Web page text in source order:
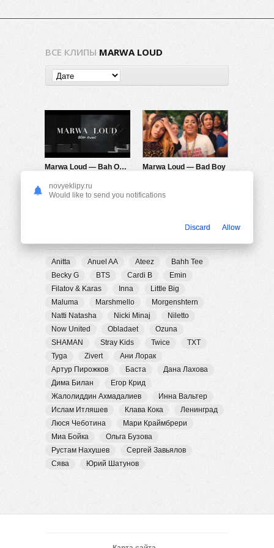
ВСЕ КЛИПЫ MARWA LOUD
Marwa Loud — Bah Ouais
Marwa Loud — Bad Boy
Anitta Anuel AA Ateez
Bahh Tee
Becky G
BTS Cardi B
Emin
Filatov & Karas
Inna
Little Big
Maluma
Marshmello
Morgenshtern
Natti Natasha
Nicki Minaj
Niletto
Now United
Obladaet
Ozuna
SHAMAN
Stray Kids Twice
TXT
Tyga
Zivert
Ани Лорак
Артур Пирожков
Баста
Дана Лахова
Дима Билан
Егор Крид
Жалолиддин Ахмадалиев
Инна Вальтер
Ислам Итляшев
Клава Кока
Ленинград
Люся Чеботина
Мари Краймбрери
Миа Бойка
Ольга Бузова
Рустам Нахушев
Сергей Завьялов
Сява
Юрий Шатунов
novyeklipy.ru
Would like to send you notifications
Discard Allow